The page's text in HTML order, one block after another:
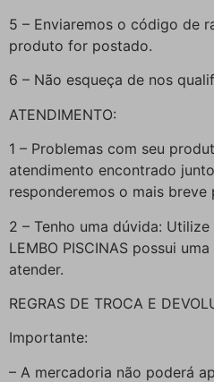
5 – Enviaremos o código de
produto for postado.
6 – Não esqueça de nos
ATENDIMENTO:
1 – Problemas com seu
atendimento encontrado
responderemos o mais breve
2 – Tenho uma dúvida:
LEMBO PISCINAS possui
atender.
REGRAS DE TROCA E
Importante:
– A mercadoria não poderá